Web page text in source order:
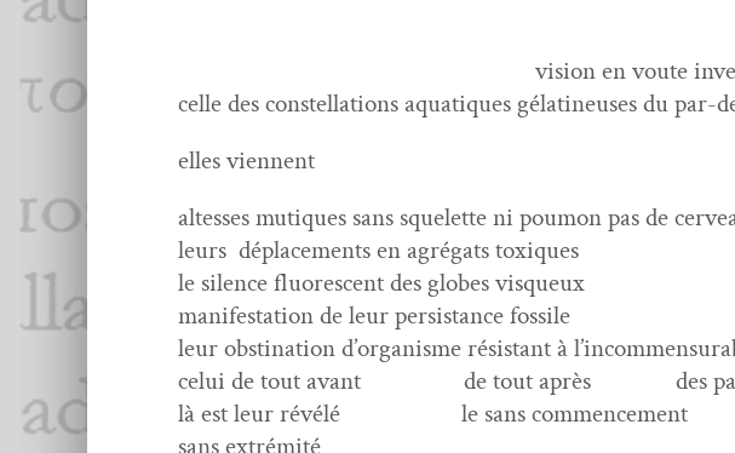
vision en voute
celle des con­stel­la­tions aqua­tiques gélatineuses du par-
elles vien­nent
alt­esses mutiques sans squelette ni poumon pas de
leurs déplace­ments en agré­gats toxiques
le silence flu­o­res­cent des globes visqueux
man­i­fes­ta­tion de leur per­sis­tance fos­sile
leur obsti­na­tion d’organisme résis­tant à
celui de tout avant
de tout après
des
là est leur révélé
le sans com­mence­ment